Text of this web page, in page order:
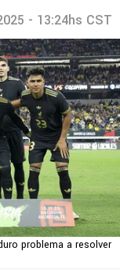
- 13:24hs CST
problema a resolver